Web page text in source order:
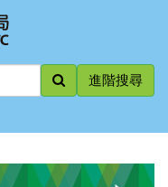
進階搜尋